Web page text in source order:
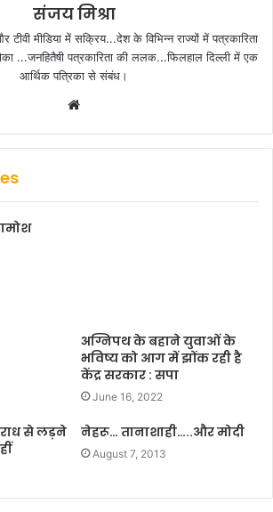
संजय मिश्रा
मीडिया में सक्रिय...देश के विभिन्न राज्यों में पत्रकारिता
...जनहितैषी पत्रकारिता की ललक...फिलहाल दिल्ली में एक
आर्थिक पत्रिका से संबंध।
b
अग्निपथ के बहाने युवाओं के
भविष्य को आग में झोंक रही है
केंद्र सरकार : सपा
June 16, 2022
से लड़ने
नेहरू… तानाशाही…..और मोदी
August 7, 2013